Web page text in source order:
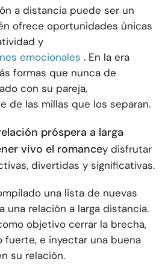
a distancia puede ser un
ofrece oportunidades únicas
y
emocionales . En la era
formas que nunca de
con su pareja,
de las millas que los separan.
próspera a larga
vivo el romancey disfrutar
divertidas y significativas.
una lista de nuevas
una relación a larga distancia.
objetivo cerrar la brecha,
fuerte, e inyectar una buena
su relación.